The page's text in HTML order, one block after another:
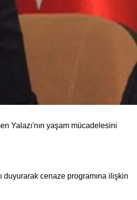
Yalazı'nın yaşam mücadelesini
duyurarak cenaze programına ilişkin